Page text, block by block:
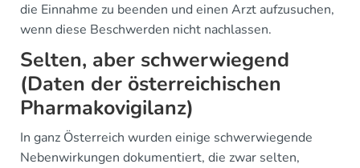
die Einnahme zu beenden und einen Arzt aufzusuchen,
wenn diese Beschwerden nicht nachlassen.
Selten, aber schwerwiegend
(Daten der österreichischen
Pharmakovigilanz)
In ganz Österreich wurden einige schwerwiegende
Nebenwirkungen dokumentiert, die zwar selten,